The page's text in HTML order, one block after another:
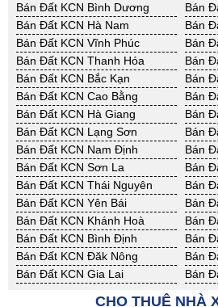
Bán Đất KCN Bình Dương
Bán
Bán Đất KCN Hà Nam
Bán
Bán Đất KCN Vĩnh Phúc
Bán
Bán Đất KCN Thanh Hóa
Bán
Bán Đất KCN Bắc Kạn
Bán
Bán Đất KCN Cao Bằng
Bán
Bán Đất KCN Hà Giang
Bán
Bán Đất KCN Lạng Sơn
Bán
Bán Đất KCN Nam Định
Bán
Bán Đất KCN Sơn La
Bán
Bán Đất KCN Thái Nguyên
Bán
Bán Đất KCN Yên Bái
Bán
Bán Đất KCN Khánh Hoà
Bán
Bán Đất KCN Bình Định
Bán
Bán Đất KCN Đăk Nông
Bán
Bán Đất KCN Gia Lai
Bán
Bán
CHO THUÊ NHÀ